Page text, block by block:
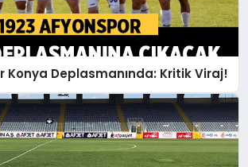
Konya Deplasmanında: Kritik Viraj!